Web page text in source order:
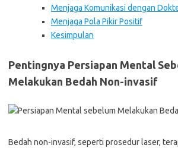
Menjaga Komunikasi dengan
Menjaga Pola Pikir Positif
Kesimpulan
Pentingnya Persiapan Mental
Melakukan Bedah Non-invasif
Bedah non-invasif, seperti prosedur laser,